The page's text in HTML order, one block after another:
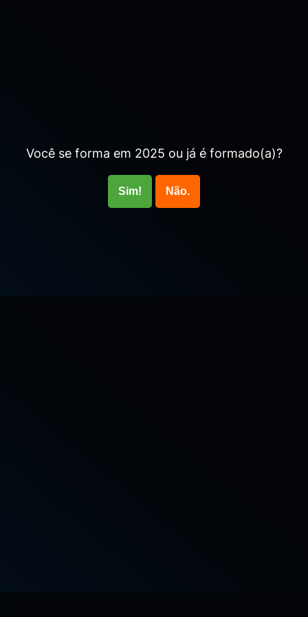
Você se forma em 2025 ou já é formado(a)?
Sim! Não.